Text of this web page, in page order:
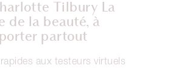
Tilbury La
de la beauté, à
partout
aux testeurs virtuels